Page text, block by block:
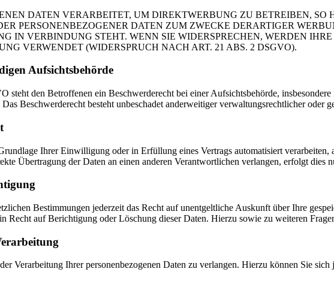
DATEN VERARBEITET, UM DIREKTWERBUNG ZU BETREIBEN, SO
PERSONENBEZOGENER DATEN ZUM ZWECKE DERARTIGER
IN VERBINDUNG STEHT. WENN SIE WIDERSPRECHEN, WERDEN
VERWENDET (WIDERSPRUCH NACH ART. 21 ABS. 2 DSGVO).
Aufsichts­behörde
steht den Betroffenen ein Beschwerderecht bei einer Aufsichtsbehörde,
Beschwerderecht besteht unbeschadet anderweitiger verwaltungsrechtlicher oder
Ihrer Einwilligung oder in Erfüllung eines Vertrags automatisiert
Übertragung der Daten an einen anderen Verantwortlichen verlangen, erfolgt dies
Bestimmungen jederzeit das Recht auf unentgeltliche Auskunft über Ihre
Recht auf Berichtigung oder Löschung dieser Daten. Hierzu sowie zu weiteren
Verarbeitung Ihrer personenbezogenen Daten zu verlangen. Hierzu können Sie